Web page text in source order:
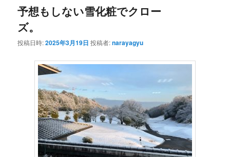
予想もしない雪化粧でクロー
ズ。
投稿日時:2025年3月19日 投稿者:narayagyu